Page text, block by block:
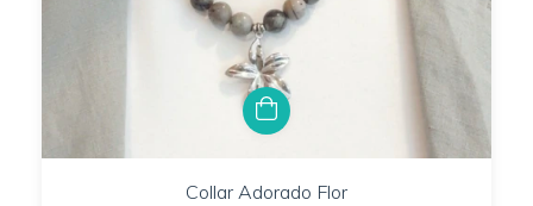
Collar Adorado Flor